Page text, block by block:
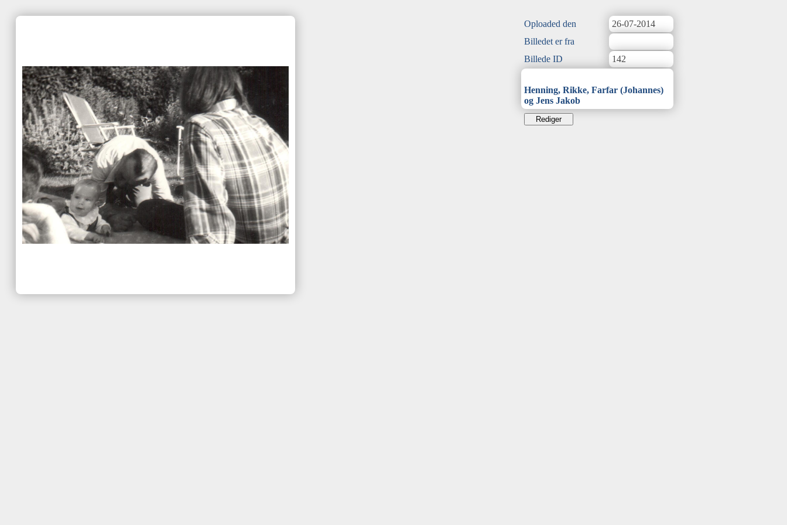
Oploaded den
26-07-2014
Billedet er fra
Billede ID
142
Henning, Rikke, Farfar (Johannes)
og Jens Jakob